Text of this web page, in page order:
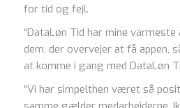
for tid og fejl.
“DataLøn Tid har mine
dem, der overvejer at få appen,
at komme i gang med DataLøn
“Vi har simpelthen været så